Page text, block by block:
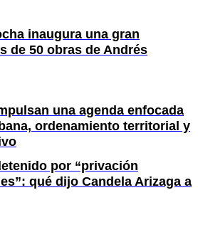
inaugura una gran
de 50 obras de Andrés
una agenda enfocada
ordenamiento territorial y
por “privación
qué dijo Candela Arizaga a